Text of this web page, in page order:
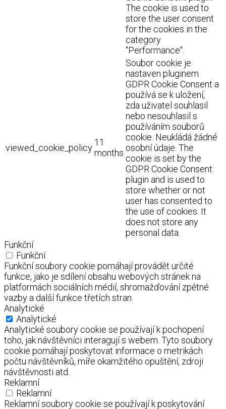
The cookie is used to
store the user consent
for the cookies in the
category
"Performance".
viewed_cookie_policy
11
months
Soubor cookie je
nastaven pluginem
GDPR Cookie Consent a
používá se k uložení,
zda uživatel souhlasil
nebo nesouhlasil s
používáním souborů
cookie. Neukládá žádné
osobní údaje. The
cookie is set by the
GDPR Cookie Consent
plugin and is used to
store whether or not
user has consented to
the use of cookies. It
does not store any
personal data.
Funkční
Funkční
Funkční soubory cookie pomáhají provádět určité
funkce, jako je sdílení obsahu webových stránek na
platformách sociálních médií, shromažďování zpětné
vazby a další funkce třetích stran.
Analytické
Analytické
Analytické soubory cookie se používají k pochopení
toho, jak návštěvníci interagují s webem. Tyto soubory
cookie pomáhají poskytovat informace o metrikách
počtu návštěvníků, míře okamžitého opuštění, zdroji
návštěvnosti atd.
Reklamní
Reklamní
Reklamní soubory cookie se používají k poskytování